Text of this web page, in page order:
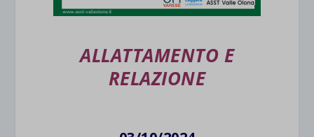
ALLATTAMENTO E
RELAZIONE